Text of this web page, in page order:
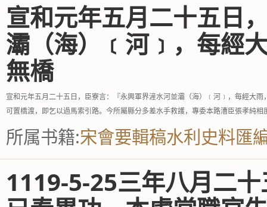
宣和元年五月二十五日
灞（海）﹝河﹞，每經
無橋
宣和元年五月二十五日，臣寮言：『永興軍界滻水河並灞（海）﹝河﹞，每經大
可置橋渡，即乞以過馬索引路。今所屬縣分多差水手救護，專委本路漕臣張孝純相
所属书籍:宋會要輯稿水利史料匯
1119-5-25三年八月二